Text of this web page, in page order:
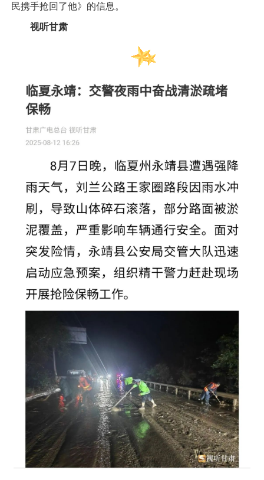
民携手抢回了他》的信息。
视听甘肃